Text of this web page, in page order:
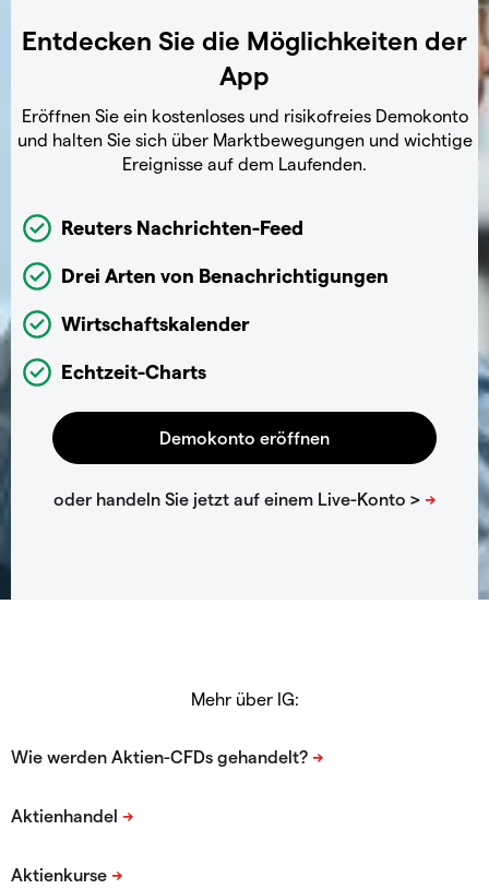
Entdecken Sie die Möglichkeiten der
App
Eröffnen Sie ein kostenloses und risikofreies Demokonto
und halten Sie sich über Marktbewegungen und wichtige
Ereignisse auf dem Laufenden.
Reuters Nachrichten-Feed
Drei Arten von Benachrichtigungen
Wirtschaftskalender
Echtzeit-Charts
Mehr über IG: